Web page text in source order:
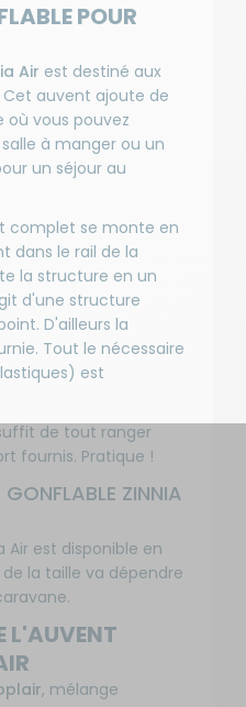
Prix :
Disponibilité
Livraison à
livraison : En
Prix :
2 079
€
Disponibilité
Livraison à
Domicile
Disponible en
livraison : En
Prix :
Disponibilité
Livraison à
POUR
Air est destiné aux
auvent ajoute de
où vous pouvez
à manger ou un
un séjour au
complet se monte en
dans le rail de la
la structure en un
d'une structure
D'ailleurs la
Tout le nécessaire
est
de tout ranger
fournis. Pratique !
ZINNIA
Air est disponible en
de la taille va dépendre
L'AUVENT
, mélange